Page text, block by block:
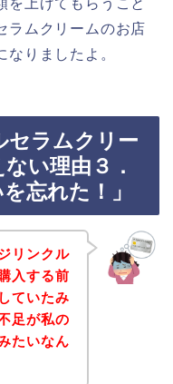
ラムクリームのお店
りましたよ。
セラムクリー
い理由３．
忘れた！」
リンクル
入する前
ていたみ
足が私の
たいなん